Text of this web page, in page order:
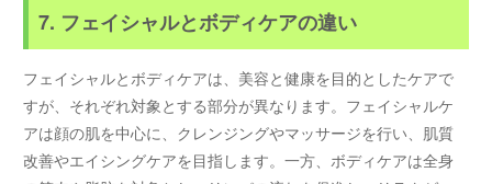
7. フェイシャルとボディケアの違い
フェイシャルとボディケアは、美容と健康を目的としたケアで
すが、それぞれ対象とする部分が異なります。フェイシャルケ
アは顔の肌を中心に、クレンジングやマッサージを行い、肌質
改善やエイシングケアを目指します。一方、ボディケアは全身